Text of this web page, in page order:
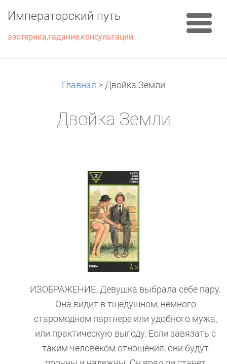
Императорский путь
эзотерика,гадание,консультации
Главная > Двойка Земли
Двойка Земли
ИЗОБРАЖЕНИЕ. Девушка выбрала себе пару.
Она видит в тщедушном, немного
старомодном партнере или удобного мужа,
или практическую выгоду. Если завязать с
таким человеком отношения, они будут